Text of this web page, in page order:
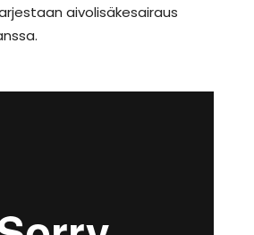
aivolisäkesairaus